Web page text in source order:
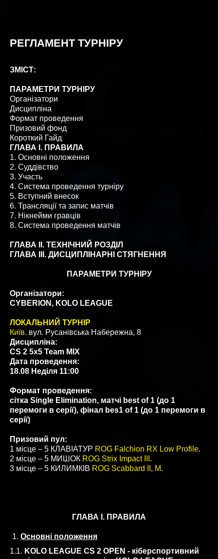
РЕГЛАМЕНТ ТУРНІРУ
ЗМІСТ:
ПАРАМЕТРИ ТУРНІРУ
Організатори
Дисципліна
Формат проведення
Призовий фонд
Короткий Гайд
ГЛАВА I. ПРАВИЛА
1. Основні положення
2. Суддівство
3. Участь
4. Система проведення турніру
5. Вступний внесок
6. Трансляції та запис матчів
7. Нікнейми гравців
8. Система проведення матчів
ГЛАВА ІІ. ТЕХНІЧНИЙ РОЗДІЛ
ГЛАВА ІІІ. ДИСЦИПЛІНАРНІ СТЯГНЕННЯ
ПАРАМЕТРИ ТУРНІРУ
Організатори:
CYBERION, KOLO LEAGUE
ЛОКАЛЬНИЙ ТУРНІР
Київ. вул. Русанівська Набережна, 8
Дисципліна:
CS 2 5x5 Team MIX
Дата проведення:
18.08 Неділя 11:00
Формат проведення:
сітка Single Elimination, матчі best of 1 (до 1
перемоги в серії), фінал bes1 of 1 (до 1 перемоги в
серії)
Призовий пул:
1 місце – 5 КЛАВІАТУР ROG Falchion RX Low Profile.
2 місце – 5 МИШОК ROG Strix Impact III .
3 місце – 5 КИЛИМКІВ ROG Scabbard II, М.
ГЛАВА I. ПРАВИЛА
Основні положення
1.1. KOLO LEAGUE CS 2 OPEN - кіберспортивний